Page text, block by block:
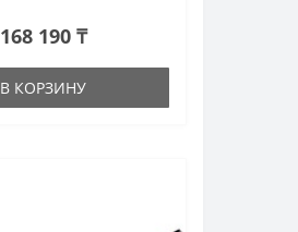
168 190 ₸
В КОРЗИНУ